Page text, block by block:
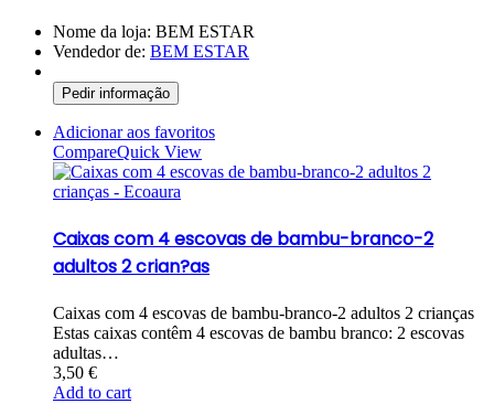
Nome da loja: BEM ESTAR
Vendedor de: BEM ESTAR
Pedir informação
Adicionar aos favoritos
CompareQuick View
Caixas com 4 escovas de bambu-branco-2
adultos 2 crian?as
Caixas com 4 escovas de bambu-branco-2 adultos 2 crianças
Estas caixas contêm 4 escovas de bambu branco: 2 escovas
adultas…
3,50 €
Add to cart